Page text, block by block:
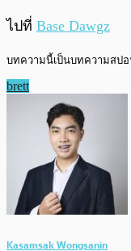
ไปที่ Base Dawgz
บทความนี้เป็นบทความสปอ
brett
Kasamsak Wongsanin